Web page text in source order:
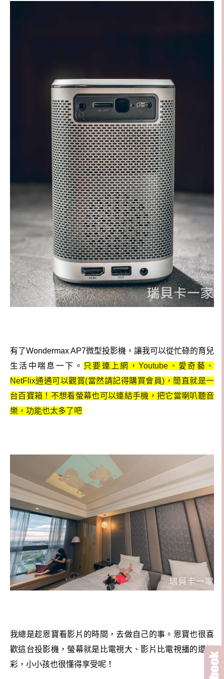
有了Wondermax AP7微型投影機，讓我可以從忙碌的育兒
生活中喘息一下。 只要連上網，Youtube、愛奇藝、
NetFlix通通可以觀賞(當然請記得購買會員)，簡直就是一
台百寶箱！不想看螢幕也可以連結手機，把它當喇叭聽音
樂，功能也太多了吧 ！
我總是趁恩寶看影片的時間，去做自己的事。恩寶也很喜
歡這台投影機，螢幕就是比電視大、影片比電視播的還精
彩，小小孩也很懂得享受呢！